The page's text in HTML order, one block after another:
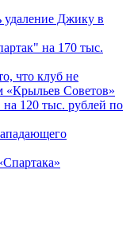
удаление Джику в
на 170 тыс.
что клуб не
«Крыльев Советов»
120 тыс. рублей по